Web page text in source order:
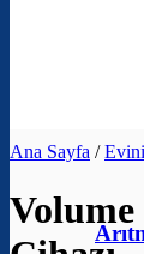
Ana Sayfa /
Volume